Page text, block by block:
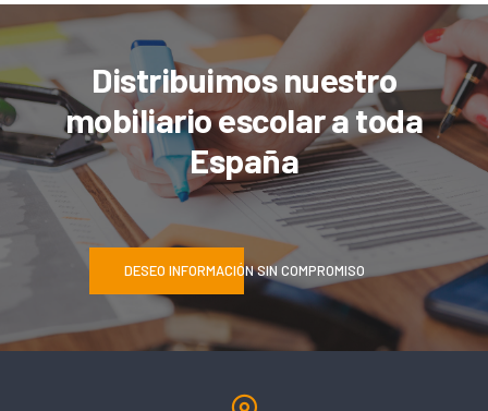
Distribuimos nuestro
mobiliario escolar a toda
España
DESEO INFORMACIÓN SIN COMPROMISO